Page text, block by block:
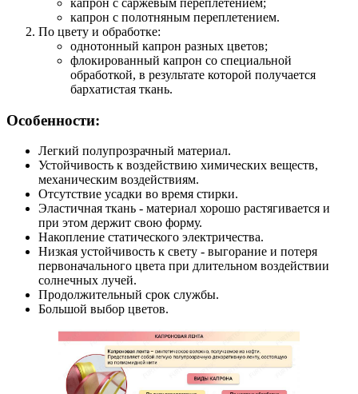
капрон с полотняным переплетением.
По цвету и обработке:
однотонный капрон разных цветов;
флокированный капрон со специальной
обработкой, в результате которой получается
бархатистая ткань.
Особенности:
Легкий полупрозрачный материал.
Устойчивость к воздействию химических веществ,
механическим воздействиям.
Отсутствие усадки во время стирки.
Эластичная ткань - материал хорошо растягивается и
при этом держит свою форму.
Накопление статического электричества.
Низкая устойчивость к свету - выгорание и потеря
первоначального цвета при длительном воздействии
солнечных лучей.
Продолжительный срок службы.
Большой выбор цветов.